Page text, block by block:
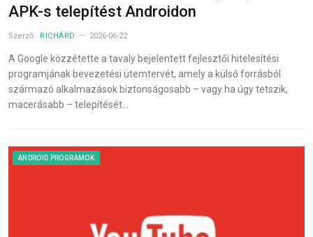
APK-s telepítést Androidon
Szerző: RICHÁRD 2026-06-22
A Google közzétette a tavaly bejelentett fejlesztői hitelesítési
programjának bevezetési ütemtervét, amely a külső forrásból
származó alkalmazások biztonságosabb – vagy ha úgy tetszik,
macerásabb – telepítését…
ANDROID PROGRAMOK